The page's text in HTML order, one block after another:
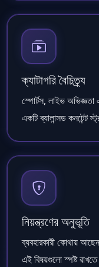
ক্যাটাগরি বৈচিত্র্য
স্পোর্টস, লাইভ
একটি ব্যালান্সড কনটেন্ট
নিয়ন্ত্রণের অনুভূতি
ব্যবহারকারী কোথায়
এই বিষয়গুলো স্পষ্ট